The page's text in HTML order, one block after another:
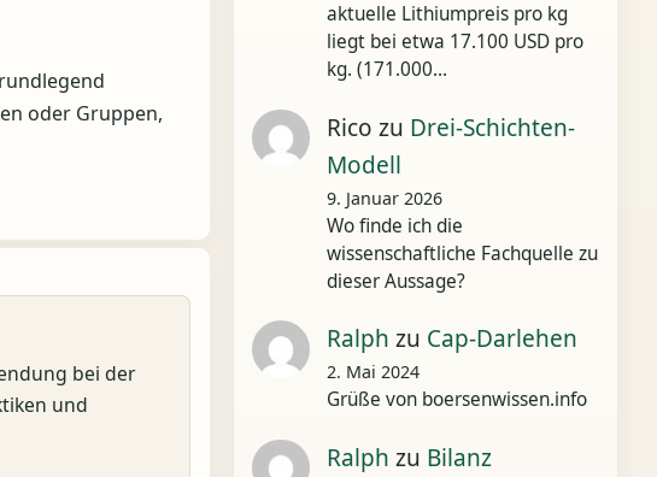
oder Gruppen,
bei der
und
aktuelle Lithiumpreis pro kg
liegt bei etwa 17.100 USD pro
kg. (171.000…
Rico zu Drei-Schichten-
Modell
9. Januar 2026
Wo finde ich die
wissenschaftliche Fachquelle zu
dieser Aussage?
Ralph zu Cap-Darlehen
2. Mai 2024
Grüße von boersenwissen.info
Ralph zu Bilanz